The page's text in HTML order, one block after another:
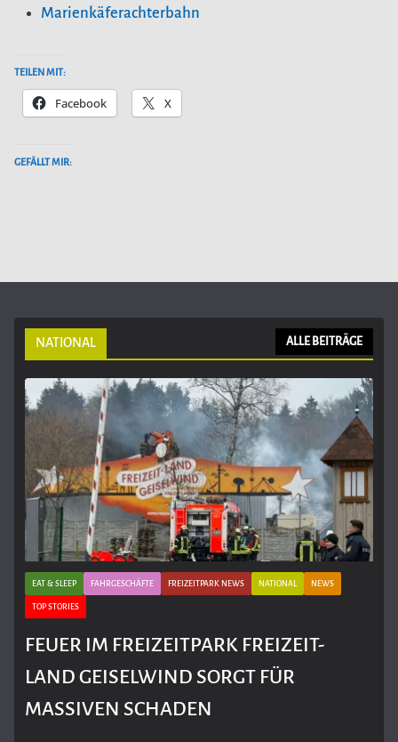
Marienkäferachterbahn
TEILEN MIT:
Facebook X
GEFÄLLT MIR:
NATIONAL ALLE BEITRÄGE
EAT & SLEEP FAHRGESCHÄFTE FREIZEITPARK NEWS NATIONAL NEWS
TOP STORIES
FEUER IM FREIZEITPARK FREIZEIT-
LAND GEISELWIND SORGT FÜR
MASSIVEN SCHADEN